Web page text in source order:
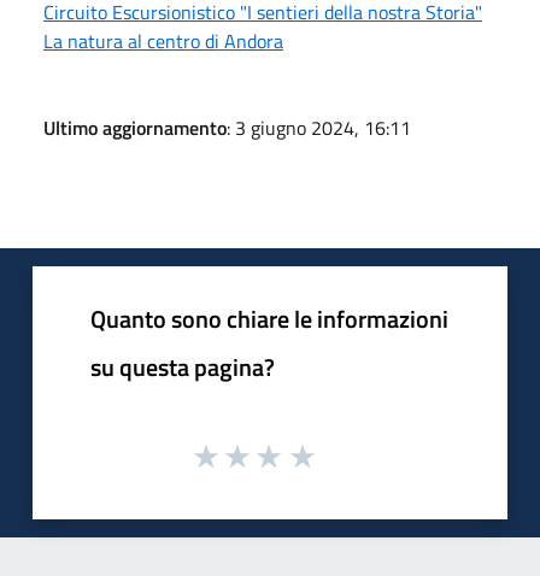
Circuito Escursionistico "I sentieri della nostra Storia"
La natura al centro di Andora
Ultimo aggiornamento: 3 giugno 2024, 16:11
Quanto sono chiare le informazioni
su questa pagina?